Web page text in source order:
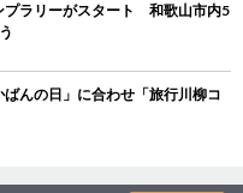
プラリーがスタート 和歌山市内5
んの日」に合わせ「旅行川柳コ